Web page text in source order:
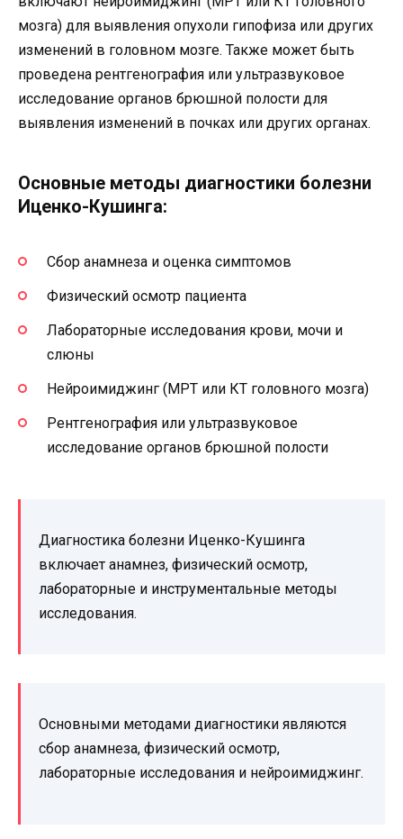
мозга) для выявления опухоли гипофиза или других
изменений в головном мозге. Также может быть
проведена рентгенография или ультразвуковое
исследование органов брюшной полости для
выявления изменений в почках или других органах.
Основные методы диагностики болезни
Иценко-Кушинга:
Сбор анамнеза и оценка симптомов
Физический осмотр пациента
Лабораторные исследования крови, мочи и
слюны
Нейроимиджинг (МРТ или КТ головного мозга)
Рентгенография или ультразвуковое
исследование органов брюшной полости
Диагностика болезни Иценко-Кушинга
включает анамнез, физический осмотр,
лабораторные и инструментальные методы
исследования.
Основными методами диагностики являются
сбор анамнеза, физический осмотр,
лабораторные исследования и нейроимиджинг.